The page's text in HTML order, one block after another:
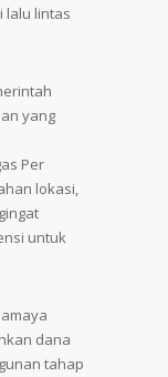
lalu lintas
yang
Per
lokasi,
untuk
dana
tahap